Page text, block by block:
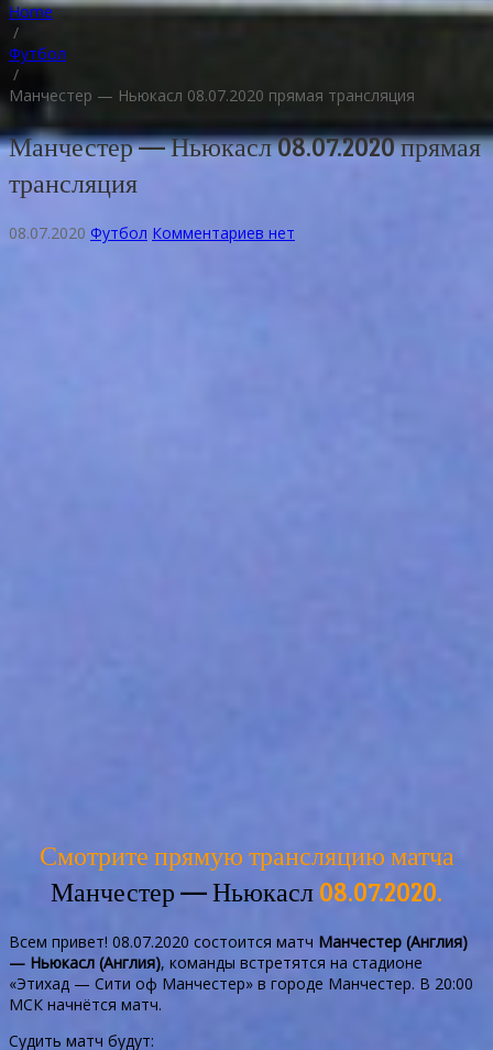
Home
/
Футбол
/
Манчестер — Ньюкасл 08.07.2020 прямая трансляция
Манчестер — Ньюкасл 08.07.2020 прямая
трансляция
08.07.2020 Футбол Комментариев нет
Смотрите прямую трансляцию матча
Манчестер — Ньюкасл08.07.2020.
Всем привет! 08.07.2020 состоится матч Манчестер (Англия)
— Ньюкасл (Англия), команды встретятся на стадионе
«Этихад — Сити оф Манчестер» в городе Манчестер. В 20:00
МСК начнётся матч.
Судить матч будут: